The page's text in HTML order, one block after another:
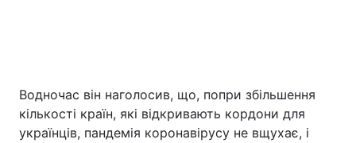
Водночас він наголосив, що, попри збільшення
кількості країн, які відкривають кордони для
українців, пандемія коронавірусу не вщухає, і